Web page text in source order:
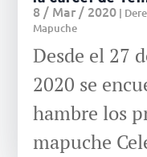
8 / Mar / 2020 |
Mapuche
Desde el 27
2020 se
hambre los
mapuche